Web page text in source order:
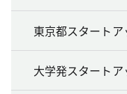
東京都スタート
大学発スタート